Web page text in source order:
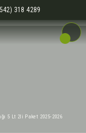
318 4289
5 Lt 2li Paket 2025-2026